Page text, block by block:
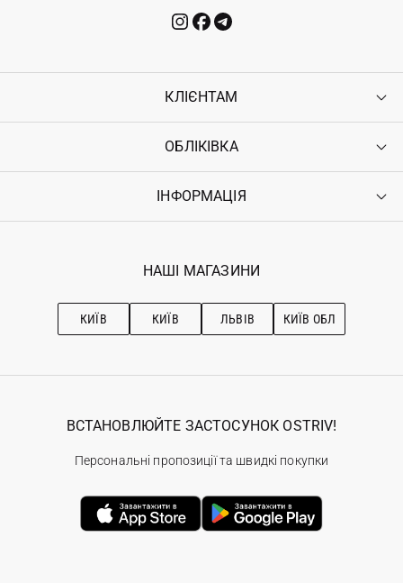
КЛІЄНТАМ
Контакти
Повернення
Гарантія
ОБЛІКІВКА
Увійти
Ostriv Club+
ІНФОРМАЦІЯ
Наші магазини
Рекомендації з догляду
НАШІ МАГАЗИНИ
КИЇВ КИЇВ ЛЬВІВ КИЇВ ОБЛ
ВСТАНОВЛЮЙТЕ ЗАСТОСУНОК OSTRIV!
Персональні пропозиції та швидкі покупки